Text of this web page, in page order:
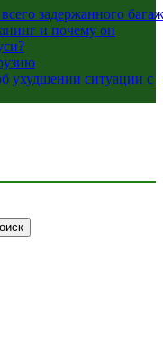
задержанного
и почему он
ухудшении ситуации с